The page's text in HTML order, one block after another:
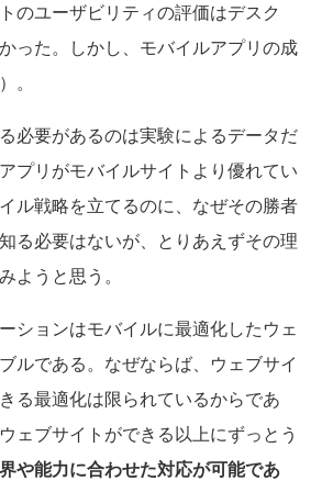
のユーザビリティの評価はデスク
った。しかし、モバイルアプリの成
。
必要があるのは実験によるデータだ
プリがモバイルサイトより優れてい
ル戦略を立てるのに、なぜその勝者
る必要はないが、とりあえずその理
ようと思う。
ションはモバイルに最適化したウェ
ルである。なぜならば、ウェブサイ
る最適化は限られているからであ
ェブサイトができる以上にずっとう
や能力に合わせた対応が可能であ